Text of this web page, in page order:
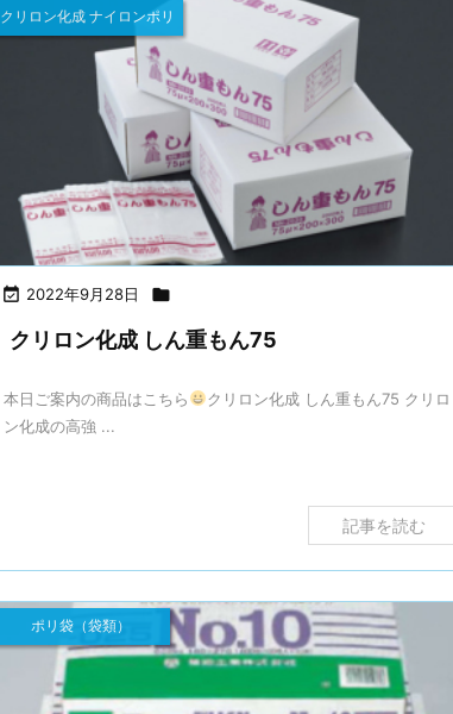
 2022年9月28日 
クリロン化成 ナイロンポリ
クリロン化成 しん重もん75
本日ご案内の商品はこちら
クリロン化成 しん重もん75 クリロ
ン化成の高強 ...
記事を読む
ポリ袋（袋類）